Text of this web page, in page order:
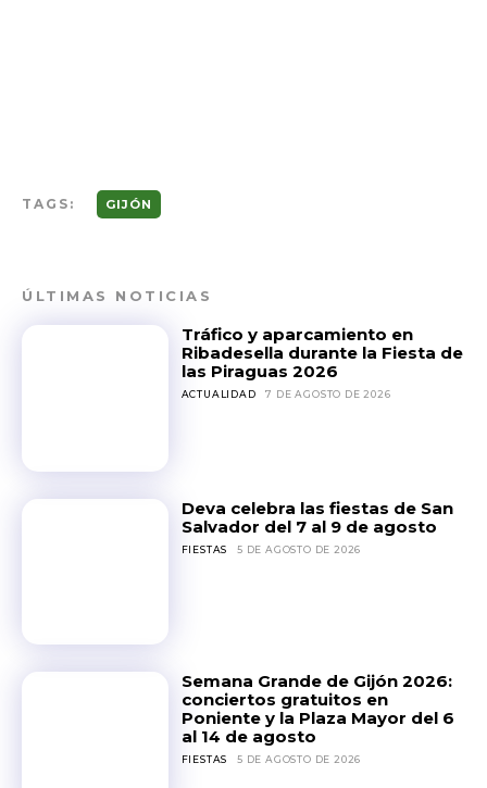
TAGS: GIJÓN
ÚLTIMAS NOTICIAS
Tráfico y aparcamiento en
Ribadesella durante la Fiesta de
las Piraguas 2026
ACTUALIDAD 7 DE AGOSTO DE 2026
Deva celebra las fiestas de San
Salvador del 7 al 9 de agosto
FIESTAS 5 DE AGOSTO DE 2026
Semana Grande de Gijón 2026:
conciertos gratuitos en
Poniente y la Plaza Mayor del 6
al 14 de agosto
FIESTAS 5 DE AGOSTO DE 2026